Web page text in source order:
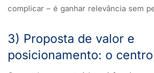
complicar – é ganhar relevância sem
3) Proposta de valor e
posicionamento: o